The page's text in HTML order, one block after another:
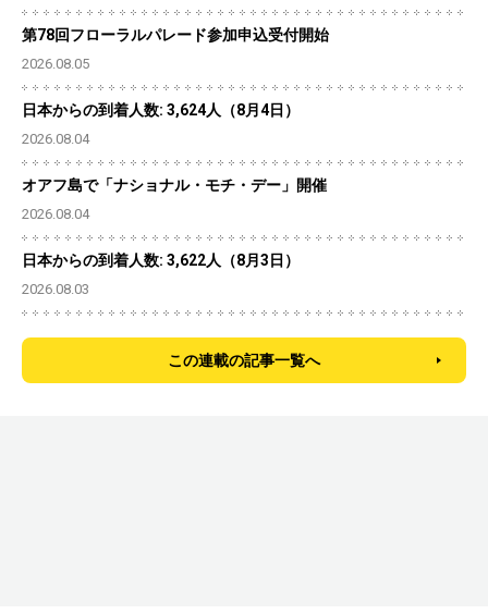
第78回フローラルパレード参加申込受付開始
2026.08.05
日本からの到着人数: 3,624人（8月4日）
2026.08.04
オアフ島で「ナショナル・モチ・デー」開催
2026.08.04
日本からの到着人数: 3,622人（8月3日）
2026.08.03
この連載の記事一覧へ